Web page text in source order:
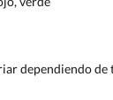
dependiendo de